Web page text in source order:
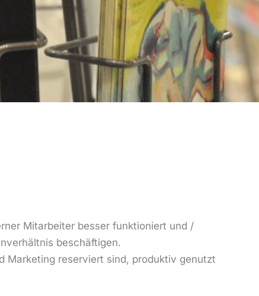
Mitarbeiter besser funktioniert und /
beschäftigen.
Marketing reserviert sind, produktiv genutzt